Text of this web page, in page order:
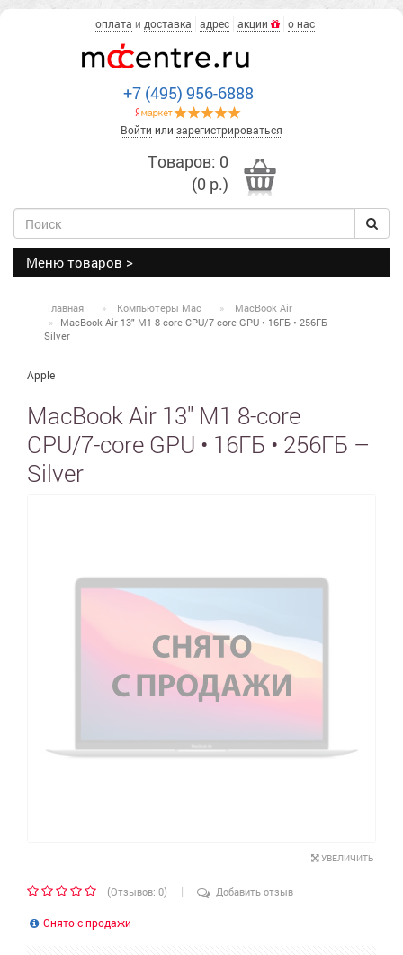
оплата и доставка адрес акции о нас
+7 (495) 956-6888
Войти или зарегистрироваться
Товаров: 0
(0 р.)
Меню товаров >
Главная Компьютеры Mac
MacBook Air
MacBook Air 13" M1 8-core CPU/7-core GPU • 16ГБ • 256ГБ –
Silver
Apple
MacBook Air 13" M1 8-core
CPU/7-core GPU • 16ГБ • 256ГБ –
Silver
УВЕЛИЧИТЬ
(Отзывов: 0) | Добавить отзыв
Снято с продажи